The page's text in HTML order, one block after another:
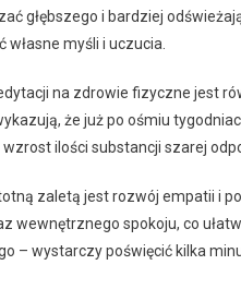
głębszego i bardziej
własne myśli i uczucia.
na zdrowie fizyczne jest
że już po ośmiu
wzrost ilości substancji szarej
zaletą jest rozwój empatii i
wewnętrznego spokoju, co
– wystarczy poświęcić kilka